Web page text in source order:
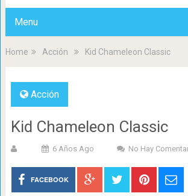
Menu
Home Acción Kid Chameleon Classic
Acción
Kid Chameleon Classic
6 Años Ago No Hay
FACEBOOK